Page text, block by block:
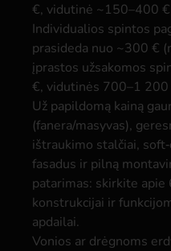
€, vidutinė ~150–400
Individualios spintos
prasideda nuo ~300 €
įprastos užsakomos
€, vidutinės 700–1
Už papildomą kainą
(fanera/masyvas),
ištraukimo stalčiai,
fasadus ir pilną
patarimas: skirkite apie
konstrukcijai ir
apdailai.
Vonios ar drėgnoms